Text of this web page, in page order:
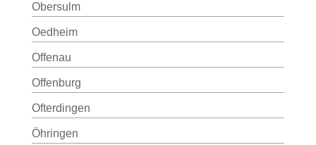
Obersulm
Oedheim
Offenau
Offenburg
Ofterdingen
Öhringen